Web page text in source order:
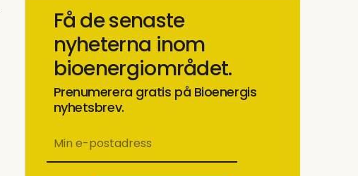
Få de senaste
nyheterna inom
bioenergiområdet.
Prenumerera gratis på Bioenergis
nyhetsbrev.